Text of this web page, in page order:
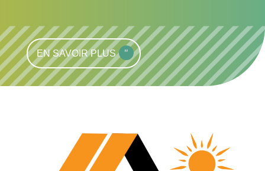
EN SAVOIR PLUS